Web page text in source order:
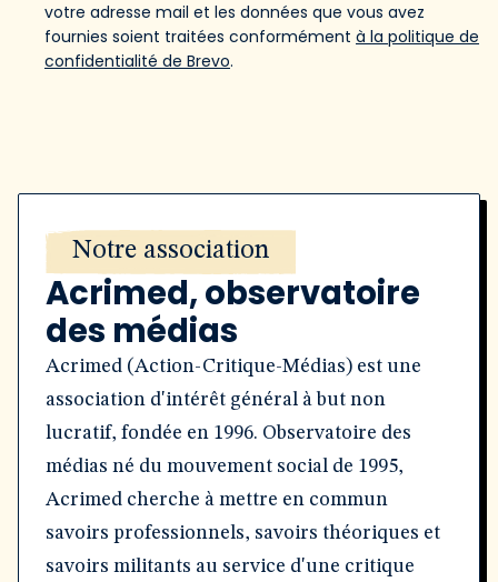
votre adresse mail et les données que vous avez
fournies soient traitées conformément à la politique de
confidentialité de Brevo.
Notre association
Acrimed, observatoire
des médias
Acrimed (Action-Critique-Médias) est une
association d'intérêt général à but non
lucratif, fondée en 1996. Observatoire des
médias né du mouvement social de 1995,
Acrimed cherche à mettre en commun
savoirs professionnels, savoirs théoriques et
savoirs militants au service d'une critique